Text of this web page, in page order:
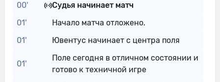
00'
Судья начинает матч
01'
Начало матча отложено.
01'
Ювентус начинает с центра поля
01'
Поле сегодня в отличном состоянии и
готово к техничной игре